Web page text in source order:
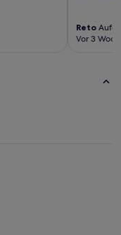
Reto
Vor 3